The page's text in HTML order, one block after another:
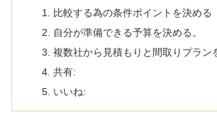
比較する為の条件ポイントを決める
自分が準備できる予算を決める。
複数社から見積もりと間取りプラン
共有:
いいね: